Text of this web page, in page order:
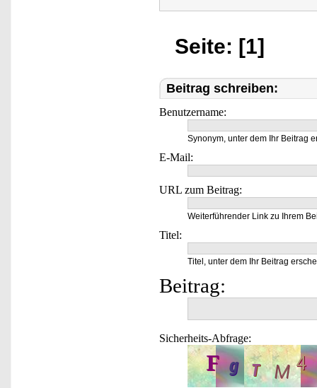
Seite: [1]
Beitrag schreiben:
Benutzername:
Synonym, unter dem Ihr Beitrag
E-Mail:
URL zum Beitrag:
Weiterführender Link zu Ihrem
Titel:
Titel, unter dem Ihr Beitrag
Beitrag:
Sicherheits-Abfrage: